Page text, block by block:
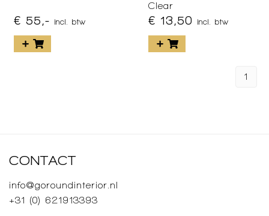
€ 55,- incl. btw
Clear
€ 13,50 incl. btw
1
CONTACT
info@goroundinterior.nl
+31 (0) 621913393